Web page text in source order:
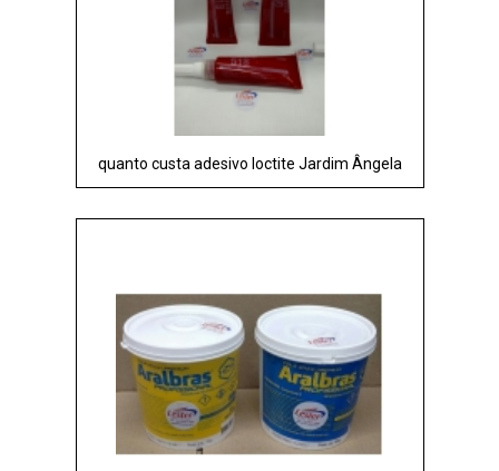
quanto custa adesivo loctite Jardim Ângela